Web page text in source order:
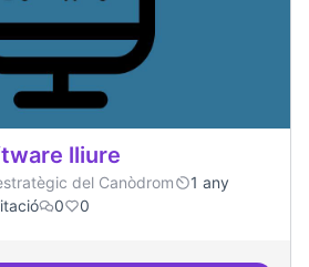
lliure
del Canòdrom
1 any
0 0